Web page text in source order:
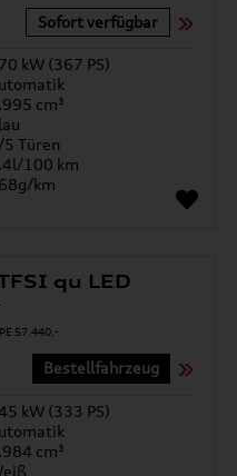
Sofort verfügbar
kW (367 PS)
cm³
Türen
100 km
km
qu LED
Bestellfahrzeug
kW (333 PS)
cm³